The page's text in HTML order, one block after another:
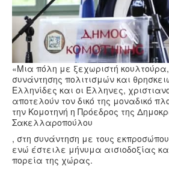
Βίντεο
Συνταγές
«Μια πόλη με ξεχωριστή
συνάντησης πολιτισμών και
Ελληνίδες και οι Έλληνες,
αποτελούν τον δικό της μοναδικό
την Κομοτηνή η Πρόεδρος της
Σακελλαροπούλου
, στη συνάντηση με τους
ενώ έστειλε μήνυμα αισιοδοξίας
πορεία της χώρας.